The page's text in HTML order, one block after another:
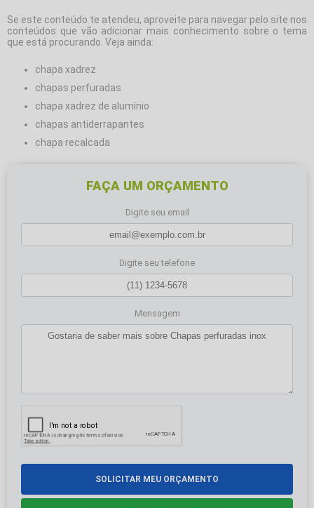
Se este conteúdo te atendeu, aproveite para navegar pelo site nos
conteúdos que vão adicionar mais conhecimento sobre o tema
que está procurando. Veja ainda:
chapa xadrez
chapas perfuradas
chapa xadrez de alumínio
chapas antiderrapantes
chapa recalcada
FAÇA UM ORÇAMENTO
Digite seu email
Digite seu telefone
Mensagem
SOLICITAR MEU ORÇAMENTO